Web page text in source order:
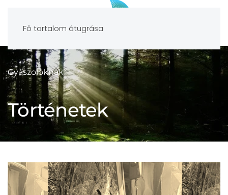
Fő tartalom átugrása
Gyászolóknak
Történetek